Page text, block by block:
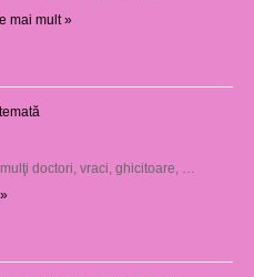
mai mult »
doctori, vraci, ghicitoare, …